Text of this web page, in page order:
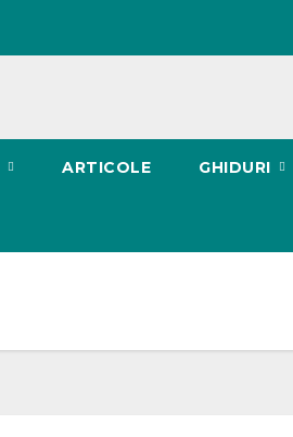
ARTICOLE GHIDURI